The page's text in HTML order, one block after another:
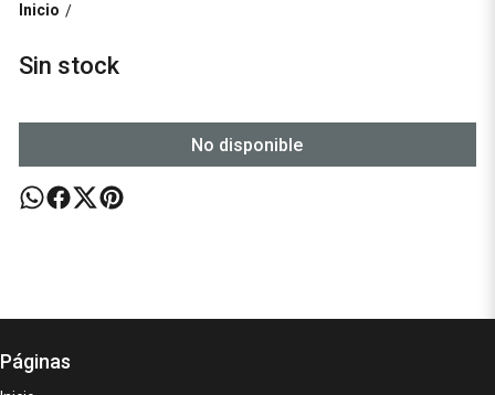
Inicio /
Sin stock
No disponible
Páginas